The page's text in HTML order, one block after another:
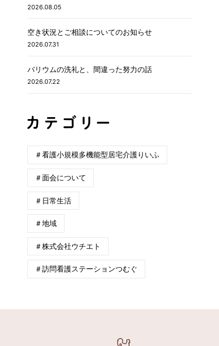
2026.08.05
空き状況とご相談についてのお知らせ
2026.07.31
バリウムの洗礼と、間違った努力の話
2026.07.22
＃看護小規模多機能型居宅介護りいふ
＃面会について
＃日常生活
＃地域
＃株式会社ウチエト
＃訪問看護ステーションつむぐ